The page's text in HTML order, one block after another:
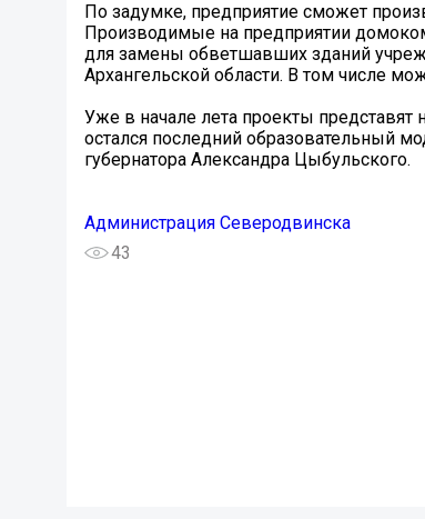
По задумке, предприятие сможет
Производимые на предприятии
для замены обветшавших зданий
Архангельской области. В том числе
Уже в начале лета проекты
остался последний образовательный
губернатора Александра Цыбульского.
Администрация Северодвинска
43